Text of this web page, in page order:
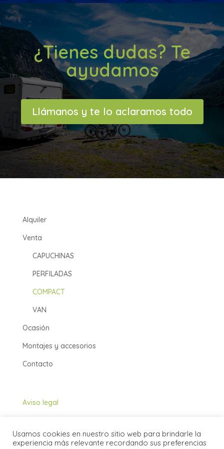
¿Tienes dudas? Te
ayudamos
Llámanos y te lo aclaramos todo
Alquiler
Venta
CAPUCHINAS
PERFILADAS
COMPACT
VAN
Ocasión
Montajes y accesorios
Contacto
Aviso legal
Política de privacidad
Usamos cookies en nuestro sitio web para brindarle la
experiencia más relevante recordando sus preferencias